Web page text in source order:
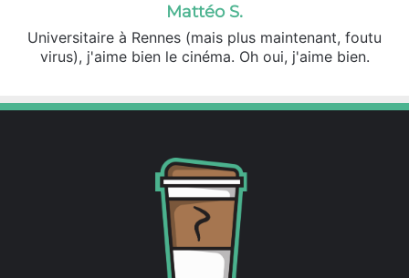
Mattéo S.
Universitaire à Rennes (mais plus maintenant, foutu
virus), j'aime bien le cinéma. Oh oui, j'aime bien.